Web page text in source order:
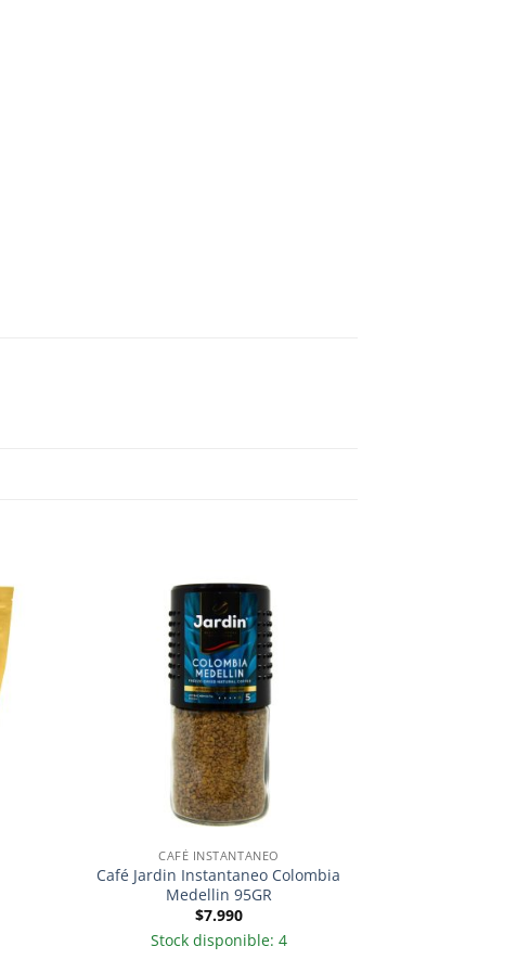
CAFÉ INSTANTANEO
Café Jardin Instantaneo Colombia
Medellin 95GR
$7.990
Stock disponible: 4